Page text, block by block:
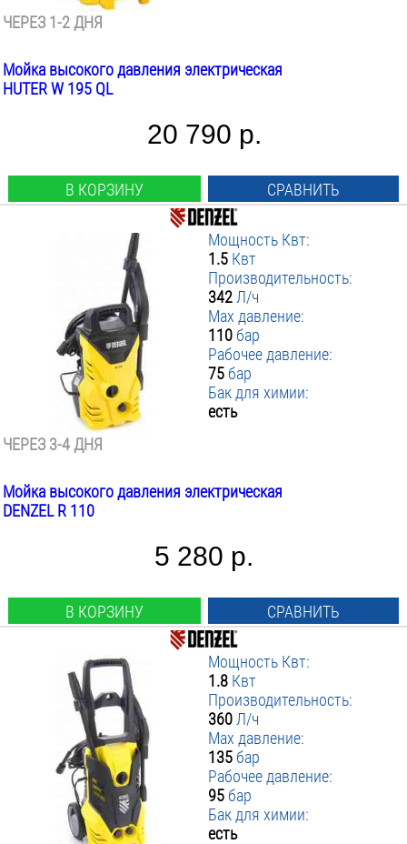
ЧЕРЕЗ 1-2 ДНЯ
Мойка высокого давления электрическая
HUTER W 195 QL
20 790 р.
В КОРЗИНУ СРАВНИТЬ
Мощность Квт:
1.5 Квт
Производительность:
342 Л/ч
Max давление:
110бар
Рабочее давление:
75бар
Бак для химии:
есть
ЧЕРЕЗ 3-4 ДНЯ
Мойка высокого давления электрическая
DENZEL R 110
5 280 р.
В КОРЗИНУ СРАВНИТЬ
Мощность Квт:
1.8 Квт
Производительность:
360 Л/ч
Max давление:
135бар
Рабочее давление:
95бар
Бак для химии:
есть